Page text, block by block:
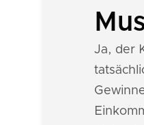
Ja, der